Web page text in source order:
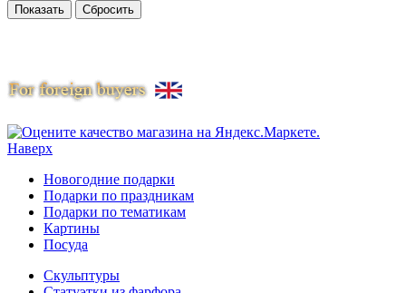
Наверх
Новогодние подарки
Подарки по праздникам
Подарки по тематикам
Картины
Посуда
Скульптуры